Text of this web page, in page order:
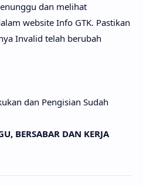
dan melihat
website Info GTK. Pastikan
Invalid telah berubah
dan Pengisian Sudah
BERSABAR DAN KERJA